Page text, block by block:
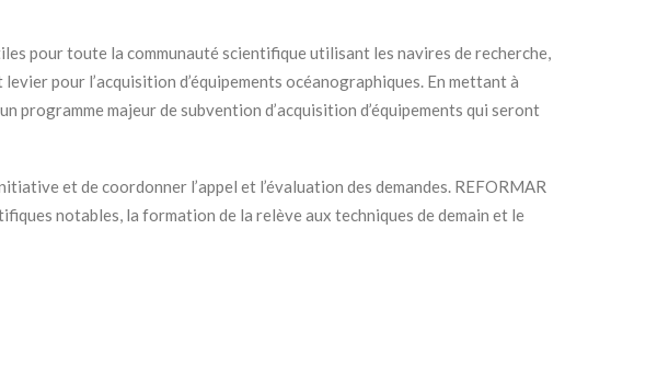
pour toute la communauté scientifique utilisant les navires de recherche,
pour l’acquisition d’équipements océanographiques. En mettant à
majeur de subvention d’acquisition d’équipements qui seront
et de coordonner l’appel et l’évaluation des demandes. REFORMAR
notables, la formation de la relève aux techniques de demain et le